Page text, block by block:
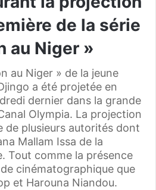
de la série
au Niger »
au Niger » de la jeune
a été projetée en
dernier dans la grande
Olympia. La projection
de plusieurs autorités dont
Mallam Issa de la
Tout comme la présence
cinématographique que
et Harouna Niandou.